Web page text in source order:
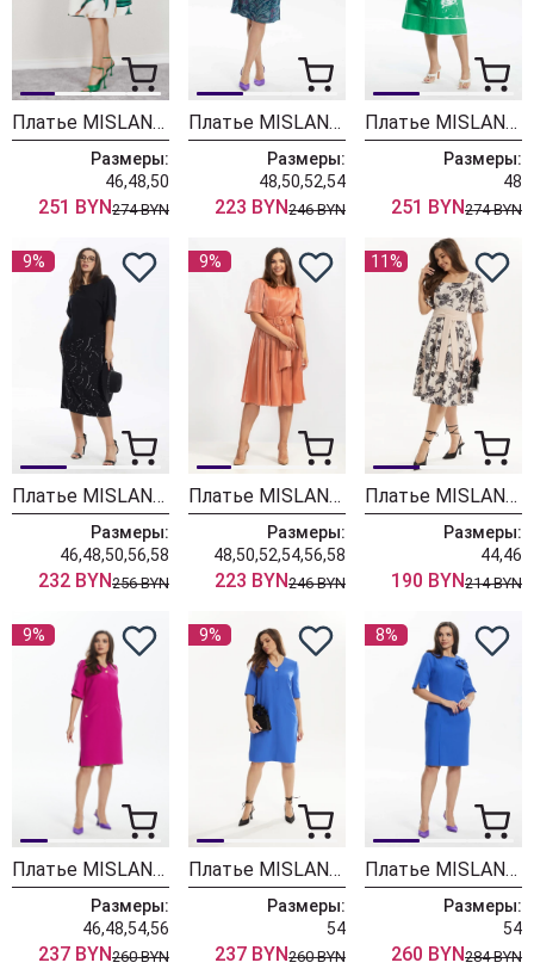
Платье MISLANA WOMEN А948
Размеры:
46,48,50
251 BYN274 BYN
Платье MISLANA WOMEN А915
Размеры:
48,50,52,54
223 BYN246 BYN
Платье MISLANA WOMEN А888
Размеры:
48
251 BYN274 BYN
9%
Платье MISLANA WOMEN А886
Размеры:
46,48,50,56,58
232 BYN256 BYN
9%
Платье MISLANA WOMEN 5521
Размеры:
48,50,52,54,56,58
223 BYN246 BYN
11%
Платье MISLANA WOMEN 761 цветы
Размеры:
44,46
190 BYN214 BYN
9%
Платье MISLANA WOMEN А914 фуксия
Размеры:
46,48,54,56
237 BYN260 BYN
9%
Платье MISLANA WOMEN А914 синий
Размеры:
54
237 BYN260 BYN
8%
Платье MISLANA WOMEN А842
Размеры:
54
260 BYN284 BYN